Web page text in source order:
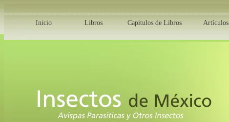
Inicio Libros Capitulos de Libros Artículos